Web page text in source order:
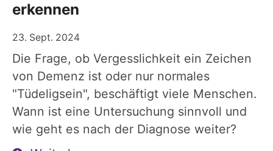
erkennen
23. Sept. 2024
Die Frage, ob Vergesslichkeit ein Zeichen
von Demenz ist oder nur normales
"Tüdeligsein", beschäftigt viele Menschen.
Wann ist eine Untersuchung sinnvoll und
wie geht es nach der Diagnose weiter?